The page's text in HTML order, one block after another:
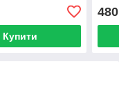
Купити
480